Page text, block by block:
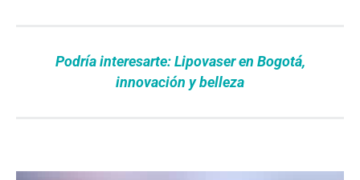
Podría interesarte: Lipovaser en Bogotá,
innovación y belleza